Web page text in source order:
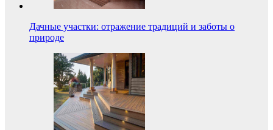
Дачные участки: отражение традиций и заботы о
природе